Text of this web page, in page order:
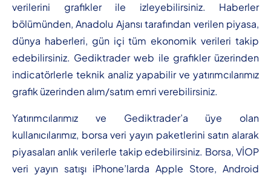
verilerini grafikler ile izleyebilirsiniz. Haberler
bölümünden, Anadolu Ajansı tarafından verilen piyasa,
dünya haberleri, gün içi tüm ekonomik verileri takip
edebilirsiniz. Gediktrader web ile grafikler üzerinden
indicatörlerle teknik analiz yapabilir ve yatırımcılarımız
grafik üzerinden alım/satım emri verebilirsiniz.
Yatırımcılarımız ve Gediktrader’a üye olan
kullanıcılarımız, borsa veri yayın paketlerini satın alarak
piyasaları anlık verilerle takip edebilirsiniz. Borsa, VİOP
veri yayın satışı iPhone’larda Apple Store, Android